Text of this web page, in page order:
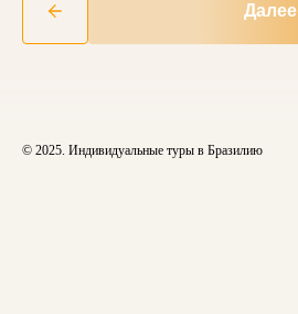
Далее
© 2025. Индивидуальные туры в Бразилию